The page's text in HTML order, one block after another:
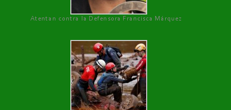
Atentan contra la Defensora Francisca Márquez